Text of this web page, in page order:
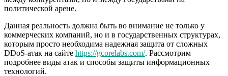
политической арене.
Данная реальность должна быть во внимание не только у
коммерческих компаний, но и в государственных структурах,
которым просто необходима надежная защита от сложных
DDoS-атак на сайте https://gcorelabs.com/. Рассмотрим
подробнее виды атак и способы защиты информационных
технологий.